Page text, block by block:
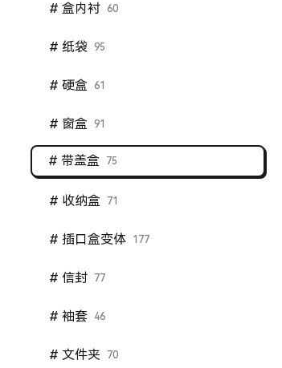
# 盒内衬 60
# 纸袋 95
# 硬盒 61
# 窗盒 91
# 带盖盒 75
# 收纳盒 71
# 插口盒变体 177
# 信封 77
# 袖套 46
# 文件夹 70